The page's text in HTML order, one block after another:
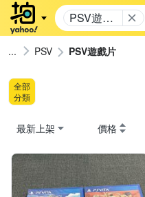
PSV遊戲
片
PSV PSV遊戲片
全部
分類
最新上架 價格